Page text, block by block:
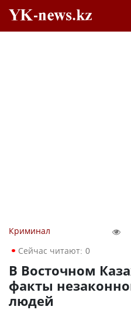
Криминал
Сейчас читают: 0
В Восточном
факты
людей